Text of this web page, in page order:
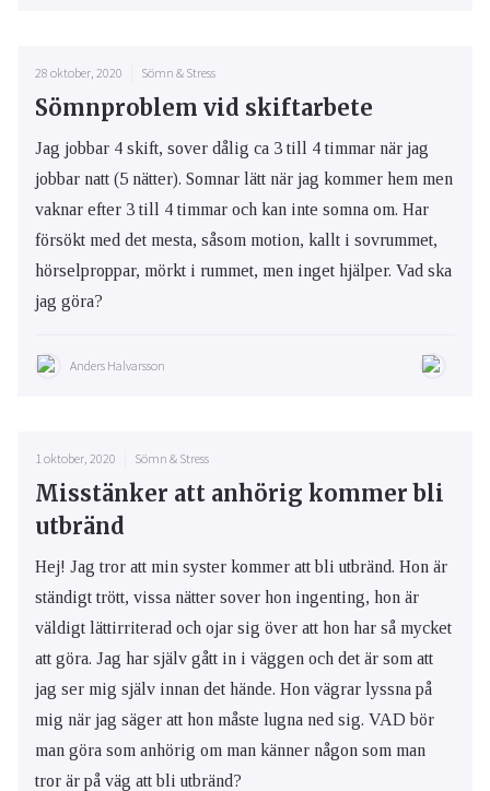
28 oktober, 2020 Sömn & Stress
Sömnproblem vid skiftarbete
Jag jobbar 4 skift, sover dålig ca 3 till 4 timmar när jag
jobbar natt (5 nätter). Somnar lätt när jag kommer hem men
vaknar efter 3 till 4 timmar och kan inte somna om. Har
försökt med det mesta, såsom motion, kallt i sovrummet,
hörselproppar, mörkt i rummet, men inget hjälper. Vad ska
jag göra?
Anders Halvarsson
1 oktober, 2020 Sömn & Stress
Misstänker att anhörig kommer bli
utbränd
Hej! Jag tror att min syster kommer att bli utbränd. Hon är
ständigt trött, vissa nätter sover hon ingenting, hon är
väldigt lättirriterad och ojar sig över att hon har så mycket
att göra. Jag har själv gått in i väggen och det är som att
jag ser mig själv innan det hände. Hon vägrar lyssna på
mig när jag säger att hon måste lugna ned sig. VAD bör
man göra som anhörig om man känner någon som man
tror är på väg att bli utbränd?